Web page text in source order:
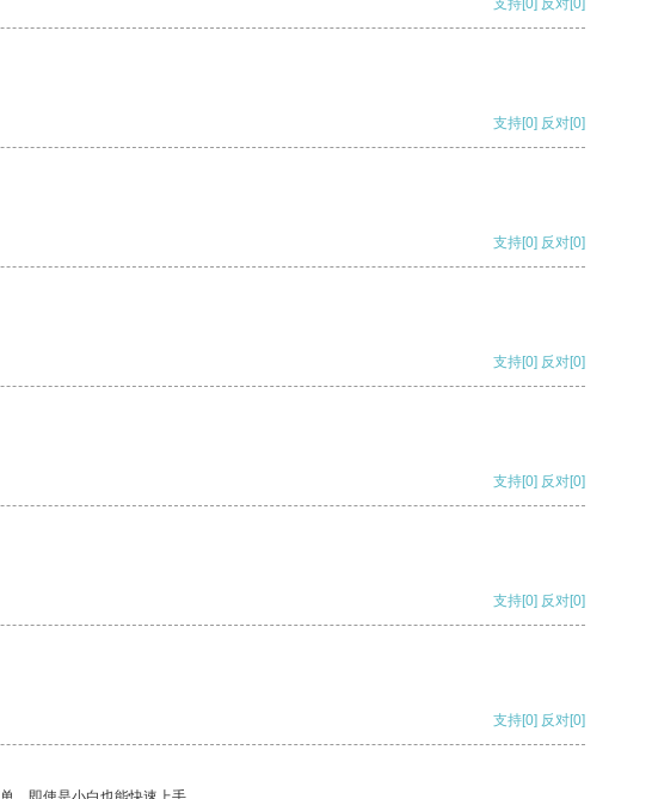
支持[0] 反对[0]
支持[0] 反对[0]
支持[0] 反对[0]
支持[0] 反对[0]
支持[0] 反对[0]
支持[0] 反对[0]
支持[0] 反对[0]